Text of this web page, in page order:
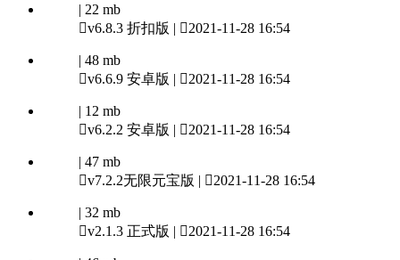
| 22 mb
v6.8.3 折扣版 | 2021-11-28 16:54
| 48 mb
v6.6.9 安卓版 | 2021-11-28 16:54
| 12 mb
v6.2.2 安卓版 | 2021-11-28 16:54
| 47 mb
v7.2.2无限元宝版 | 2021-11-28 16:54
| 32 mb
v2.1.3 正式版 | 2021-11-28 16:54